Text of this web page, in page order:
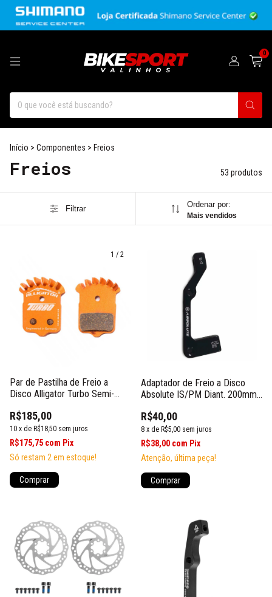
0
Início > Componentes > Freios
Freios 53 produtos
Filtrar Ordenar por:
Mais vendidos
1 / 2
Par de Pastilha de Freio a
Disco Alligator Turbo Semi-
R$185,00
10 x de R$18,50 sem juros
R$175,75 com Pix
Só restam 2 em estoque!
Adaptador de Freio a Disco
Absolute IS/PM Diant. 200mm
R$40,00
8 x de R$5,00 sem juros
R$38,00 com Pix
Atenção, última peça!